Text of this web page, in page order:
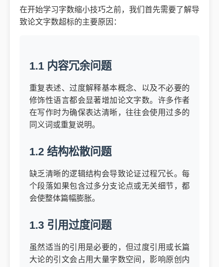
在开始学习字数缩小技巧之前，我们首先需要了解导
致论文字数超标的主要原因：
1.1 内容冗余问题
重复表述、过度解释基本概念、以及不必要的
修饰性语言都会显著增加论文字数。许多作者
在写作时为确保表达清晰，往往会使用过多的
同义词或重复说明。
1.2 结构松散问题
缺乏清晰的逻辑结构会导致论证过程冗长。每
个段落如果包含过多分支论点或无关细节，都
会使整体篇幅膨胀。
1.3 引用过度问题
虽然适当的引用是必要的，但过度引用或长篇
大论的引文会占用大量字数空间，影响原创内